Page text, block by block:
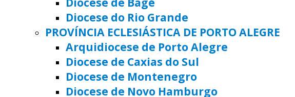
Diocese do Rio Grande
PROVÍNCIA ECLESIÁSTICA DE PORTO ALEGRE
Arquidiocese de Porto Alegre
Diocese de Caxias do Sul
Diocese de Montenegro
Diocese de Novo Hamburgo